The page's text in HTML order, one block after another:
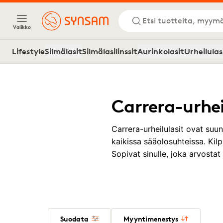
Valikko
Etsi tuotteita,
LifestyleSilmälasitSilmälasilinssitAurinkolasit
Carrera-
Carrera-urheilulasit ovat
kaikissa sääolosuhteissa.
Sopivat sinulle, joka
Suodata Myyntimenestys